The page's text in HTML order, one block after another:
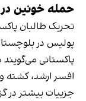
حمله خونین در
تحریک طالبان
پولیس در
افسر ارشد، کشته
جزییات بیشتر در